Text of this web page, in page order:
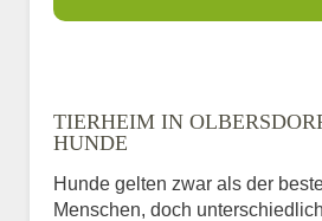
E-Mail*
TIERHEIM IN
HUNDE
Hunde gelten zwar als der
Menschen, doch